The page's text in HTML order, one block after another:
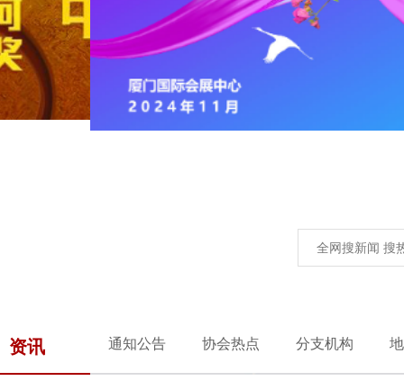
资讯 通知公告 协会热点 分支机构